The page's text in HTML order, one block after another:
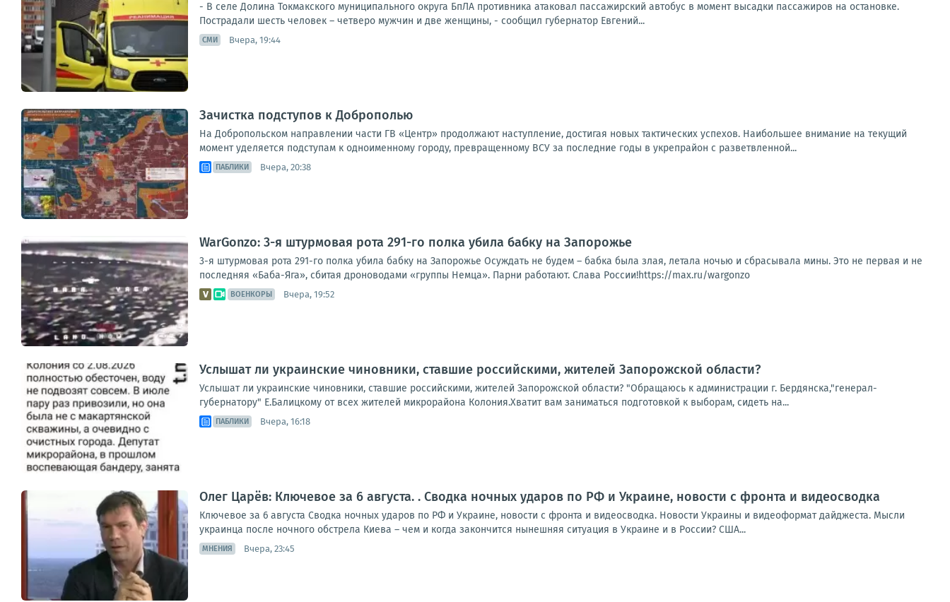
- В селе Долина Токмакского муниципального округа БпЛА противника атаковал пассажирский автобус в момент высадки пассажиров на остановке.
Пострадали шесть человек – четверо мужчин и две женщины, - сообщил губернатор Евгений...
СМИ Вчера, 19:44
Зачистка подступов к Доброполью
На Добропольском направлении части ГВ «Центр» продолжают наступление, достигая новых тактических успехов. Наибольшее внимание на текущий
момент уделяется подступам к одноименному городу, превращенному ВСУ за последние годы в укрепрайон с разветвленной...
ПАБЛИКИ Вчера, 20:38
WarGonzo: 3-я штурмовая рота 291-го полка убила бабку на Запорожье
3-я штурмовая рота 291-го полка убила бабку на Запорожье Осуждать не будем – бабка была злая, летала ночью и сбрасывала мины. Это не первая и не
последняя «Баба-Яга», сбитая дроноводами «группы Немца». Парни работают. Слава России!https://max.ru/wargonzo
ВОЕНКОРЫ Вчера, 19:52
Услышат ли украинские чиновники, ставшие российскими, жителей Запорожской области?
Услышат ли украинские чиновники, ставшие российскими, жителей Запорожской области? "Обращаюсь к администрации г. Бердянска,"генерал-
губернатору" Е.Балицкому от всех жителей микрорайона Колония.Хватит вам заниматься подготовкой к выборам, сидеть на...
ПАБЛИКИ Вчера, 16:18
Олег Царёв: Ключевое за 6 августа. . Сводка ночных ударов по РФ и Украине, новости с фронта и видеосводка
Ключевое за 6 августа Сводка ночных ударов по РФ и Украине, новости с фронта и видеосводка. Новости Украины и видеоформат дайджеста. Мысли
украинца после ночного обстрела Киева – чем и когда закончится нынешняя ситуация в Украине и в России? США...
МНЕНИЯ Вчера, 23:45